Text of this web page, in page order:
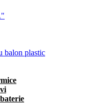
balon plastic